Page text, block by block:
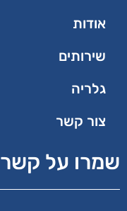
אודות
שירותים
גלריה
צור קשר
שמרו על קשר